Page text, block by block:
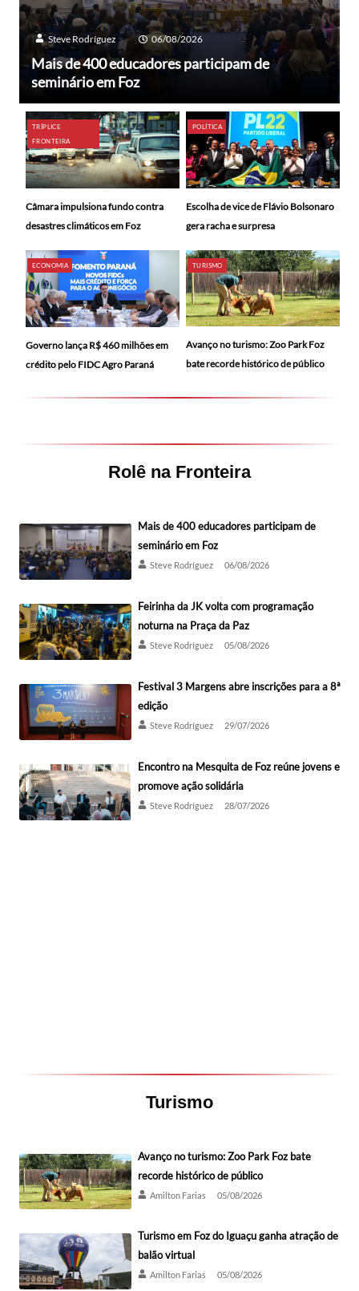
Steve Rodríguez 06/08/2026
Mais de 400 educadores participam de
seminário em Foz
TRÍPLICE
FRONTEIRA
Câmara impulsiona fundo contra
desastres climáticos em Foz
POLÍTICA
Escolha de vice de Flávio Bolsonaro
gera racha e surpresa
ECONOMIA
Governo lança R$ 460 milhões em
crédito pelo FIDC Agro Paraná
TURISMO
Avanço no turismo: Zoo Park Foz
bate recorde histórico de público
Rolê na Fronteira
Mais de 400 educadores participam de
seminário em Foz
Steve Rodríguez 06/08/2026
Feirinha da JK volta com programação
noturna na Praça da Paz
Steve Rodríguez 05/08/2026
Festival 3 Margens abre inscrições para a 8ª
edição
Steve Rodríguez 29/07/2026
Encontro na Mesquita de Foz reúne jovens e
promove ação solidária
Steve Rodríguez 28/07/2026
Turismo
Avanço no turismo: Zoo Park Foz bate
recorde histórico de público
Amilton Farias 05/08/2026
Turismo em Foz do Iguaçu ganha atração de
balão virtual
Amilton Farias 05/08/2026